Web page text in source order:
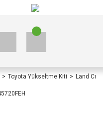
Toyota Yükseltme Kiti Land